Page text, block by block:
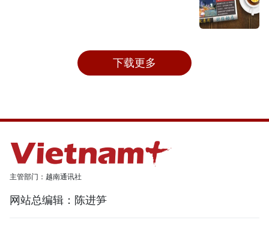
下载更多
主管部门：越南通讯社
网站总编辑：陈进笋